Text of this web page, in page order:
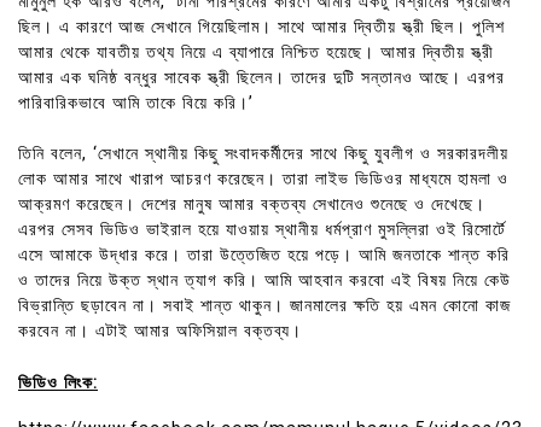
ছিল। এ কারণে আজ সেখানে গিয়েছিলাম। সাথে আমার দ্বিতীয় স্ত্রী ছিল। পুলিশ
আমার থেকে যাবতীয় তথ্য নিয়ে এ ব্যাপারে নিশ্চিত হয়েছে। আমার দ্বিতীয় স্ত্রী
আমার এক ঘনিষ্ঠ বন্ধুর সাবেক স্ত্রী ছিলেন। তাদের দুটি সন্তানও আছে। এরপর
পারিবারিকভাবে আমি তাকে বিয়ে করি।’
তিনি বলেন, ‘সেখানে স্থানীয় কিছু সংবাদকর্মীদের সাথে কিছু যুবলীগ ও সরকারদলীয়
লোক আমার সাথে খারাপ আচরণ করেছেন। তারা লাইভ ভিডিওর মাধ্যমে হামলা ও
আক্রমণ করেছেন। দেশের মানুষ আমার বক্তব্য সেখানেও শুনেছে ও দেখেছে।
এরপর সেসব ভিডিও ভাইরাল হয়ে যাওয়ায় স্থানীয় ধর্মপ্রাণ মুসল্লিরা ওই রিসোর্টে
এসে আমাকে উদ্ধার করে। তারা উত্তেজিত হয়ে পড়ে। আমি জনতাকে শান্ত করি
ও তাদের নিয়ে উক্ত স্থান ত্যাগ করি। আমি আহবান করবো এই বিষয় নিয়ে কেউ
বিভ্রান্তি ছড়াবেন না। সবাই শান্ত থাকুন। জানমালের ক্ষতি হয় এমন কোনো কাজ
করবেন না। এটাই আমার অফিসিয়াল বক্তব্য।
ভিডিও লিংক: